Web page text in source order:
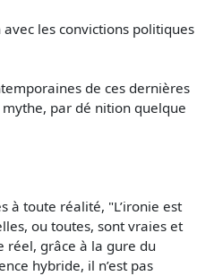
avec les convictions politiques
de ces dernières
mythe, par dé nition quelque
à toute réalité, "L’ironie est
ou toutes, sont vraies et
réel, grâce à la gure du
hybride, il n’est pas